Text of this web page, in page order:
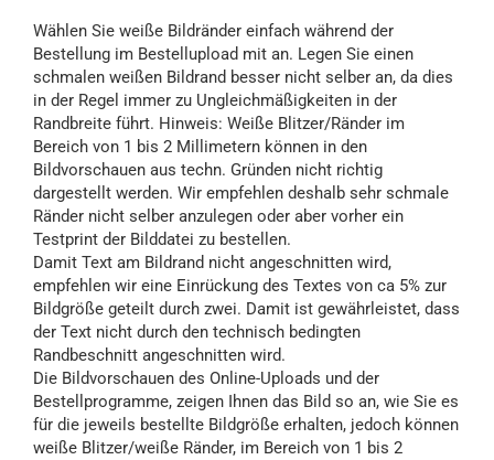
Wählen Sie weiße Bildränder einfach während der
Bestellung im Bestellupload mit an. Legen Sie einen
schmalen weißen Bildrand besser nicht selber an, da dies
in der Regel immer zu Ungleichmäßigkeiten in der
Randbreite führt. Hinweis: Weiße Blitzer/Ränder im
Bereich von 1 bis 2 Millimetern können in den
Bildvorschauen aus techn. Gründen nicht richtig
dargestellt werden. Wir empfehlen deshalb sehr schmale
Ränder nicht selber anzulegen oder aber vorher ein
Testprint der Bilddatei zu bestellen.
Damit Text am Bildrand nicht angeschnitten wird,
empfehlen wir eine Einrückung des Textes von ca 5% zur
Bildgröße geteilt durch zwei. Damit ist gewährleistet, dass
der Text nicht durch den technisch bedingten
Randbeschnitt angeschnitten wird.
Die Bildvorschauen des Online-Uploads und der
Bestellprogramme, zeigen Ihnen das Bild so an, wie Sie es
für die jeweils bestellte Bildgröße erhalten, jedoch können
weiße Blitzer/weiße Ränder, im Bereich von 1 bis 2